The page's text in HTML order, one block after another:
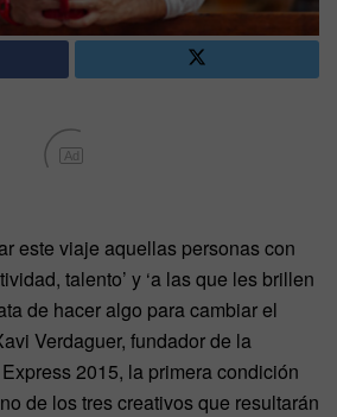
Ad
este viaje aquellas personas con
talento’ y ‘a las que les brillen
de hacer algo para cambiar el
Verdaguer, fundador de la
2015, la primera condición
de los tres creativos que resultarán